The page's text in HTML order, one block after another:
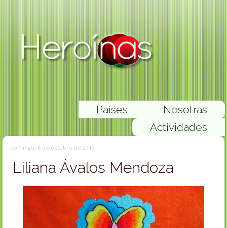
Nosotras
Paises
Actividades
domingo, 6 de octubre de 2013
Liliana Ávalos Mendoza